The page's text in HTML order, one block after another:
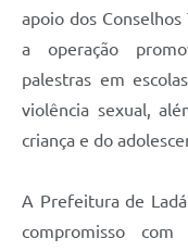
apoio dos
a operação
palestras em
violência sexual,
criança e do
A Prefeitura de
compromisso